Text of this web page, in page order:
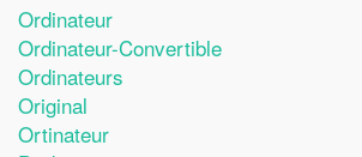
Ordinateur
Ordinateur-Convertible
Ordinateurs
Original
Ortinateur